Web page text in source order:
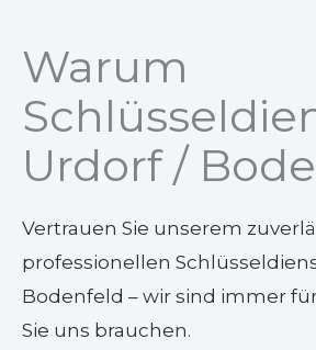
Warum
Urdorf /
Vertrauen Sie unserem
professionellen
Bodenfeld – wir sind immer
Sie uns brauchen.